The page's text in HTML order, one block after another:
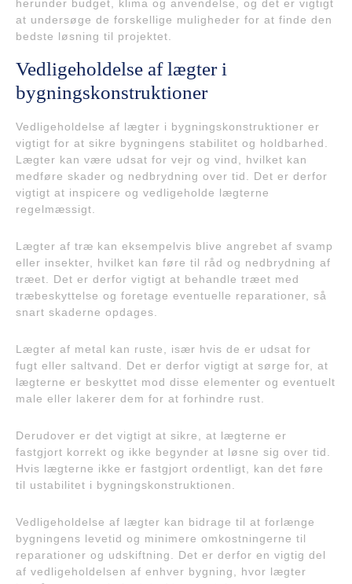
herunder budget, klima og anvendelse, og det er vigtigt
at undersøge de forskellige muligheder for at finde den
bedste løsning til projektet.
Vedligeholdelse af lægter i
bygningskonstruktioner
Vedligeholdelse af lægter i bygningskonstruktioner er
vigtigt for at sikre bygningens stabilitet og holdbarhed.
Lægter kan være udsat for vejr og vind, hvilket kan
medføre skader og nedbrydning over tid. Det er derfor
vigtigt at inspicere og vedligeholde lægterne
regelmæssigt.
Lægter af træ kan eksempelvis blive angrebet af svamp
eller insekter, hvilket kan føre til råd og nedbrydning af
træet. Det er derfor vigtigt at behandle træet med
træbeskyttelse og foretage eventuelle reparationer, så
snart skaderne opdages.
Lægter af metal kan ruste, især hvis de er udsat for
fugt eller saltvand. Det er derfor vigtigt at sørge for, at
lægterne er beskyttet mod disse elementer og eventuelt
male eller lakerer dem for at forhindre rust.
Derudover er det vigtigt at sikre, at lægterne er
fastgjort korrekt og ikke begynder at løsne sig over tid.
Hvis lægterne ikke er fastgjort ordentligt, kan det føre
til ustabilitet i bygningskonstruktionen.
Vedligeholdelse af lægter kan bidrage til at forlænge
bygningens levetid og minimere omkostningerne til
reparationer og udskiftning. Det er derfor en vigtig del
af vedligeholdelsen af enhver bygning, hvor lægter